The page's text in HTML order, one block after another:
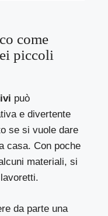
come
piccoli
può
e divertente
se si vuole dare
casa. Con poche
materiali, si
da parte una